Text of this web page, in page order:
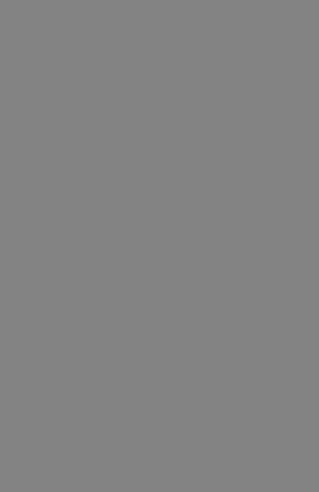
με την
δεδομένα
με διάφορες
ότι
τιμώνται σε
ανθρώπων
επωφελές
σχετικά με
τους.
από το
ιστότοπο και
χρήστης πριν
λόγω ιστότοπο.
ότι οι
συνδεδεμένοι
της
το
Script.com